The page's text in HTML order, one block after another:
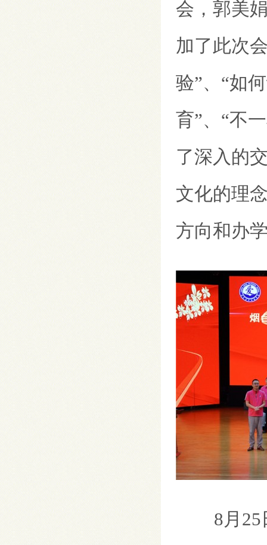
会， 郭美
加了此次
验”、 “如
育”、 “不
了深入的
文化的理
方向和办
8月25日